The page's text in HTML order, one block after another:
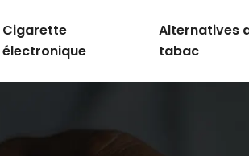
Cigarette
électronique
Alternatives
tabac